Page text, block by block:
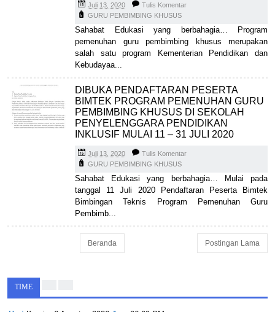
Juli 13, 2020
Tulis Komentar
GURU PEMBIMBING KHUSUS
Sahabat Edukasi yang berbahagia… Program
pemenuhan guru pembimbing khusus merupakan
salah satu program Kementerian Pendidikan dan
Kebudayaa...
DIBUKA PENDAFTARAN PESERTA
BIMTEK PROGRAM PEMENUHAN GURU
PEMBIMBING KHUSUS DI SEKOLAH
PENYELENGGARA PENDIDIKAN
INKLUSIF MULAI 11 – 31 JULI 2020
Juli 13, 2020
Tulis Komentar
GURU PEMBIMBING KHUSUS
Sahabat Edukasi yang berbahagia… Mulai pada
tanggal 11 Juli 2020 Pendaftaran Peserta Bimtek
Bimbingan Teknis Program Pemenuhan Guru
Pembimb...
Postingan Lama
Beranda
TIME